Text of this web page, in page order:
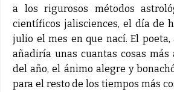
a los rigurosos métodos
científicos jalisciences, el día de
julio el mes en que nací. El poeta,
añadiría unas cuantas cosas más
del año, el ánimo alegre y
para el resto de los tiempos más